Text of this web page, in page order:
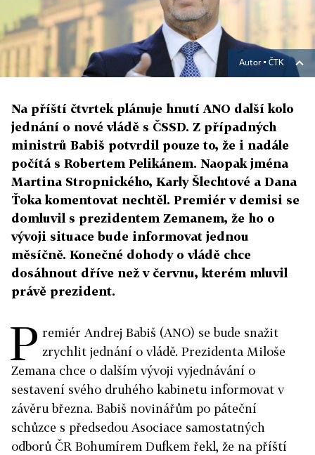
Autor ▪ ČTK
Na příští čtvrtek plánuje hnutí ANO další kolo
jednání o nové vládě s ČSSD. Z případných
ministrů Babiš potvrdil pouze to, že i nadále
počítá s Robertem Pelikánem. Naopak jména
Martina Stropnického, Karly Šlechtové a Dana
Ťoka komentovat nechtěl. Premiér v demisi se
domluvil s prezidentem Zemanem, že ho o
vývoji situace bude informovat jednou
měsíčně. Konečné dohody o vládě chce
dosáhnout dříve než v červnu, kterém mluvil
právě prezident.
P remiér Andrej Babiš (ANO) se bude snažit
zrychlit jednání o vládě. Prezidenta Miloše
Zemana chce o dalším vývoji vyjednávání o
sestavení svého druhého kabinetu informovat v
závěru března. Babiš novinářům po páteční
schůzce s předsedou Asociace samostatných
odborů ČR Bohumírem Dufkem řekl, že na příští